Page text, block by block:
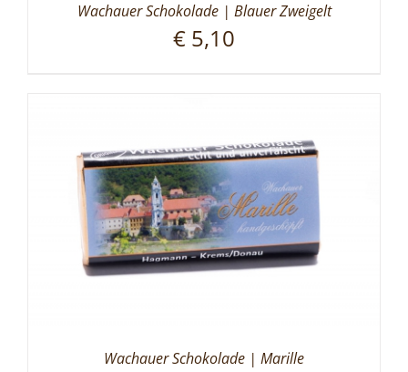
Wachauer Schokolade | Blauer Zweigelt
€ 5,10
Wachauer Schokolade | Marille